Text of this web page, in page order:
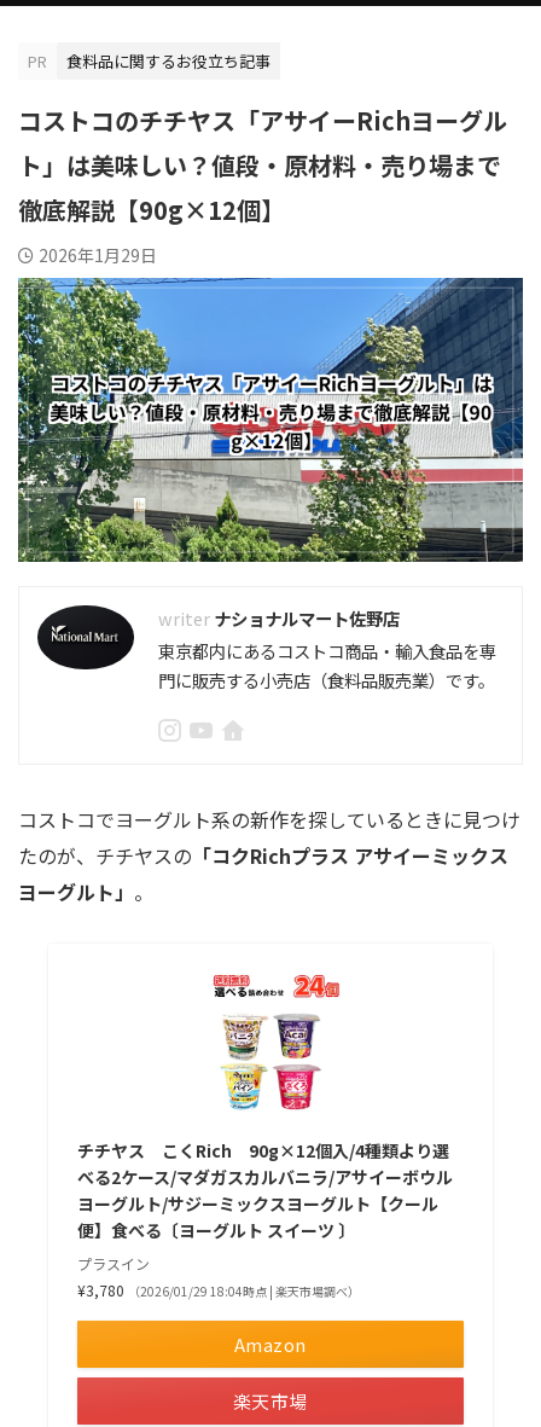
PR 食料品に関するお役立ち記事
コストコのチチヤス「アサイーRichヨーグル
ト」は美味しい？値段・原材料・売り場まで
徹底解説【90g×12個】
2026年1月29日
ナショナルマート佐野店
東京都内にあるコストコ商品・輸入食品を専
門に販売する小売店（食料品販売業）です。
コストコでヨーグルト系の新作を探しているときに見つけ
たのが、チチヤスの 「コクRichプラス アサイーミックス
ヨーグルト」 。
チチヤス こくRich 90g×12個入/4種類より選
べる2ケース/マダガスカルバニラ/アサイーボウル
ヨーグルト/サジーミックスヨーグルト【クール
便】食べる〔ヨーグルト スイーツ 〕
プラスイン
¥3,780
（2026/01/29 18:04時点 | 楽天市場調べ）
Amazon
楽天市場